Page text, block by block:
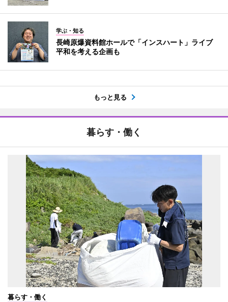
学ぶ・知る
長崎原爆資料館ホールで「インスハート」ライブ
平和を考える企画も
もっと見る
暮らす・働く
暮らす・働く